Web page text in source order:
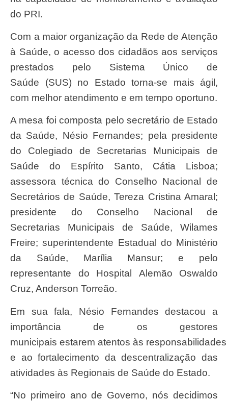
do PRI.
Com a maior organização da Rede de Atenção
à Saúde, o acesso dos cidadãos aos serviços
prestados pelo Sistema Único de
Saúde (SUS) no Estado torna-se mais ágil,
com melhor atendimento e em tempo oportuno.
A mesa foi composta pelo secretário de Estado
da Saúde, Nésio Fernandes; pela presidente
do Colegiado de Secretarias Municipais de
Saúde do Espírito Santo, Cátia Lisboa;
assessora técnica do Conselho Nacional de
Secretários de Saúde, Tereza Cristina Amaral;
presidente do Conselho Nacional de
Secretarias Municipais de Saúde, Wilames
Freire; superintendente Estadual do Ministério
da Saúde, Marília Mansur; e pelo
representante do Hospital Alemão Oswaldo
Cruz, Anderson Torreão.
Em sua fala, Nésio Fernandes destacou a
importância de os gestores
municipais estarem atentos às responsabilidades
e ao fortalecimento da descentralização das
atividades às Regionais de Saúde do Estado.
“No primeiro ano de Governo, nós decidimos